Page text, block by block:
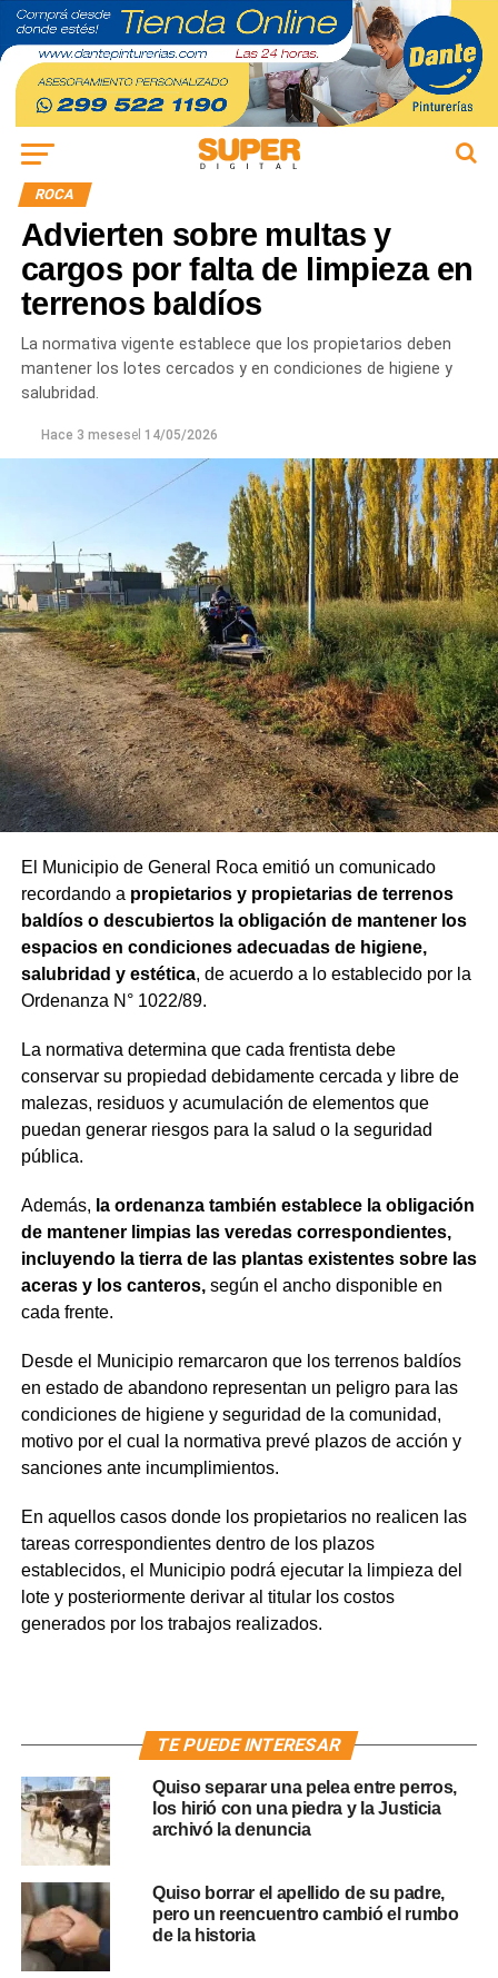
ROCA
Advierten sobre multas y
cargos por falta de limpieza en
terrenos baldíos
La normativa vigente establece que los propietarios deben
mantener los lotes cercados y en condiciones de higiene y
salubridad.
Hace 3 mesesel 14/05/2026
El Municipio de General Roca emitió un comunicado
recordando a propietarios y propietarias de terrenos
baldíos o descubiertos la obligación de mantener los
espacios en condiciones adecuadas de higiene,
salubridad y estética, de acuerdo a lo establecido por la
Ordenanza N° 1022/89.
La normativa determina que cada frentista debe
conservar su propiedad debidamente cercada y libre de
malezas, residuos y acumulación de elementos que
puedan generar riesgos para la salud o la seguridad
pública.
Además, la ordenanza también establece la obligación
de mantener limpias las veredas correspondientes,
incluyendo la tierra de las plantas existentes sobre las
aceras y los canteros,según el ancho disponible en
cada frente.
Desde el Municipio remarcaron que los terrenos baldíos
en estado de abandono representan un peligro para las
condiciones de higiene y seguridad de la comunidad,
motivo por el cual la normativa prevé plazos de acción y
sanciones ante incumplimientos.
En aquellos casos donde los propietarios no realicen las
tareas correspondientes dentro de los plazos
establecidos, el Municipio podrá ejecutar la limpieza del
lote y posteriormente derivar al titular los costos
generados por los trabajos realizados.
TE PUEDE INTERESAR
Quiso separar una pelea entre perros,
los hirió con una piedra y la Justicia
archivó la denuncia
Quiso borrar el apellido de su padre,
pero un reencuentro cambió el rumbo
de la historia